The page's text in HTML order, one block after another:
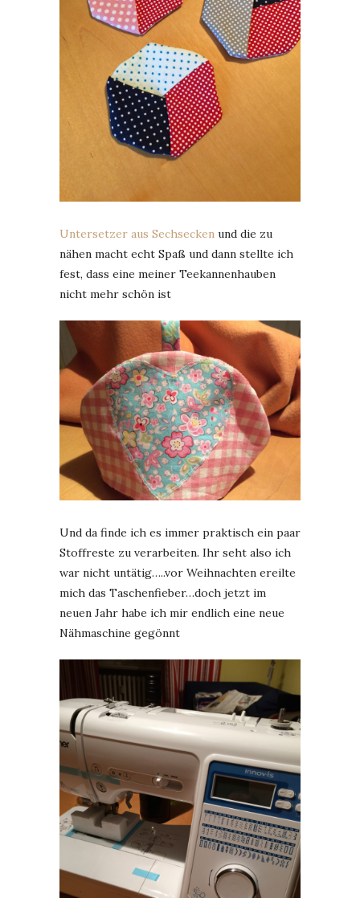
Untersetzer aus Sechsecken und die zu
nähen macht echt Spaß und dann stellte ich
fest, dass eine meiner Teekannenhauben
nicht mehr schön ist
Und da finde ich es immer praktisch ein paar
Stoffreste zu verarbeiten. Ihr seht also ich
war nicht untätig…..vor Weihnachten ereilte
mich das Taschenfieber…doch jetzt im
neuen Jahr habe ich mir endlich eine neue
Nähmaschine gegönnt